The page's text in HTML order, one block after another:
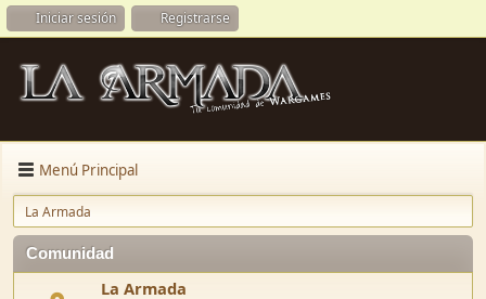
Iniciar sesión Registrarse
Menú Principal
La Armada
Comunidad
La Armada